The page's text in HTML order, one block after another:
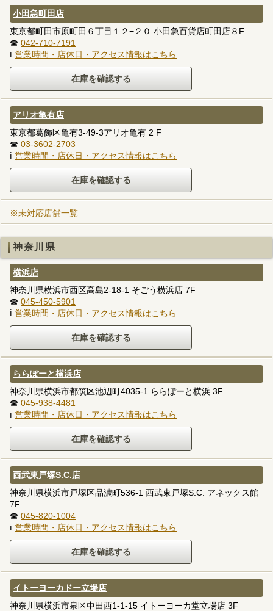
小田急町田店
東京都町田市原町田６丁目１２−２０ 小田急百貨店町田店８F
☎ 042-710-7191
ℹ 営業時間・店休日・アクセス情報はこちら
アリオ亀有店
東京都葛飾区亀有3-49-3アリオ亀有 2 F
☎ 03-3602-2703
ℹ 営業時間・店休日・アクセス情報はこちら
※未対応店舗一覧
神奈川県
横浜店
神奈川県横浜市西区高島2-18-1 そごう横浜店 7F
☎ 045-450-5901
ℹ 営業時間・店休日・アクセス情報はこちら
ららぽーと横浜店
神奈川県横浜市都筑区池辺町4035-1 ららぽーと横浜 3F
☎ 045-938-4481
ℹ 営業時間・店休日・アクセス情報はこちら
西武東戸塚S.C.店
神奈川県横浜市戸塚区品濃町536-1 西武東戸塚S.C. アネックス館
7F
☎ 045-820-1004
ℹ 営業時間・店休日・アクセス情報はこちら
イトーヨーカドー立場店
神奈川県横浜市泉区中田西1-1-15 イトーヨーカ堂立場店 3F